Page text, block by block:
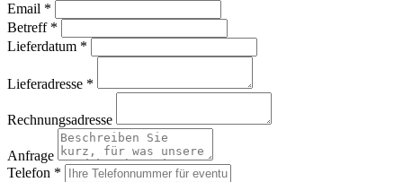
Email *
Betreff *
Lieferdatum *
Lieferadresse *
Rechnungsadresse
Anfrage
Telefon *